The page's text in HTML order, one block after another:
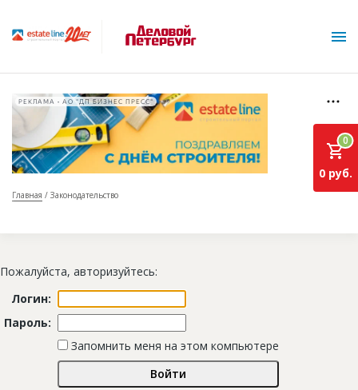
База строящихся объектов
Инвестпроекты
Глоссарий
РЕКЛАМА • АО "ДП БИЗНЕС ПРЕСС"
Главная Законодательство
0
0 руб.
Пожалуйста, авторизуйтесь:
Логин:
Пароль:
Запомнить меня на этом компьютере